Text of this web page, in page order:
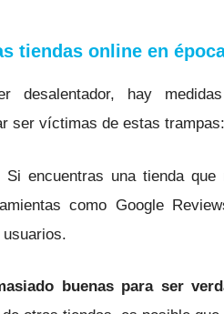
tiendas online en
desalentador, hay
ser víctimas de estas trampas:
Si encuentras una tienda que
como Google
buenas para ser